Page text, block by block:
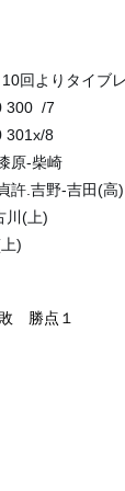
回よりタイブ
/7
301x/8
原-柴崎
許.吉野-吉田(高)
川(上)
)
勝点１